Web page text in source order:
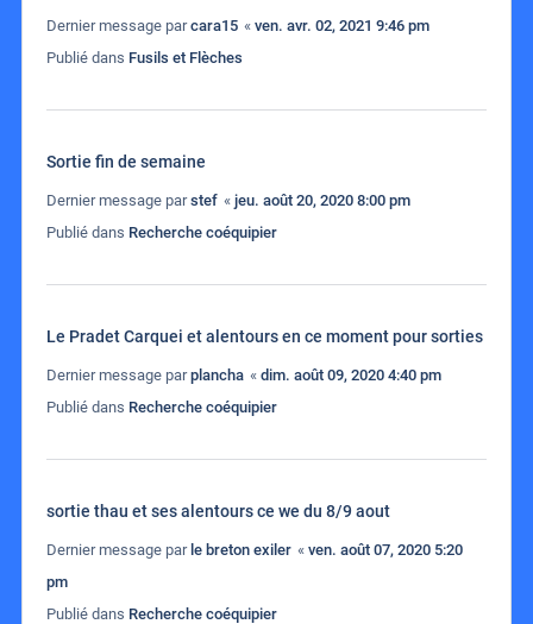
Dernier message parcara15 « ven. avr. 02, 2021 9:46 pm
Publié dans Fusils et Flèches
Sortie fin de semaine
Dernier message parstef « jeu. août 20, 2020 8:00 pm
Publié dans Recherche coéquipier
Le Pradet Carquei et alentours en ce moment pour sorties
Dernier message parplancha « dim. août 09, 2020 4:40 pm
Publié dans Recherche coéquipier
sortie thau et ses alentours ce we du 8/9 aout
Dernier message par le breton exiler « ven. août 07, 2020 5:20
pm
Publié dans Recherche coéquipier